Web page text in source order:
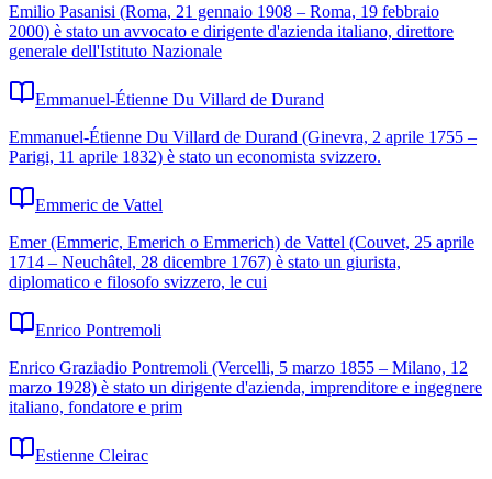
Emilio Pasanisi (Roma, 21 gennaio 1908 – Roma, 19 febbraio
2000) è stato un avvocato e dirigente d'azienda italiano, direttore
generale dell'Istituto Nazionale
Emmanuel-Étienne Du Villard de Durand
Emmanuel-Étienne Du Villard de Durand (Ginevra, 2 aprile 1755 –
Parigi, 11 aprile 1832) è stato un economista svizzero.
Emmeric de Vattel
Emer (Emmeric, Emerich o Emmerich) de Vattel (Couvet, 25 aprile
1714 – Neuchâtel, 28 dicembre 1767) è stato un giurista,
diplomatico e filosofo svizzero, le cui
Enrico Pontremoli
Enrico Graziadio Pontremoli (Vercelli, 5 marzo 1855 – Milano, 12
marzo 1928) è stato un dirigente d'azienda, imprenditore e ingegnere
italiano, fondatore e prim
Estienne Cleirac